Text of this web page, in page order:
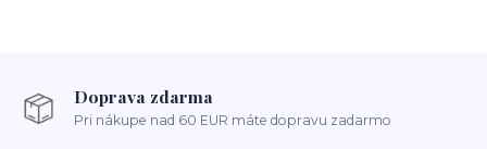
Doprava zdarma
Pri nákupe nad 60 EUR máte dopravu zadarmo